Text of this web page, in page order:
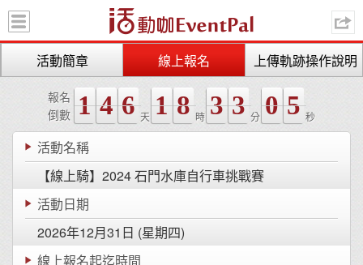
活動
活動簡章 線上報名 上傳軌跡操作說明
報名
倒數 1 4 6 天 1 8 時 3 3 分 0 5 秒
活動名稱
【線上騎】2024 石門水庫自行車挑戰賽
活動日期
2026年12月31日 (星期四)
線上報名起迄時間